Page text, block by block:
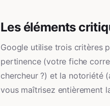
Les éléments
Google utilise trois critères
pertinence (votre fiche
chercheur ?) et la notoriété
vous maîtrisez entièrement